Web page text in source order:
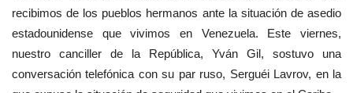
recibimos de los pueblos hermanos ante la situación de asedio
estadounidense que vivimos en Venezuela. Este viernes,
nuestro canciller de la República, Yván Gil, sostuvo una
conversación telefónica con su par ruso, Serguéi Lavrov, en la